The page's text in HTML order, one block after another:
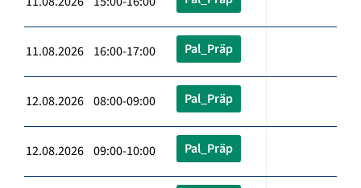
11.08.2026 16:00-17:00 Pal_Präp
12.08.2026 08:00-09:00 Pal_Präp
12.08.2026 09:00-10:00 Pal_Präp